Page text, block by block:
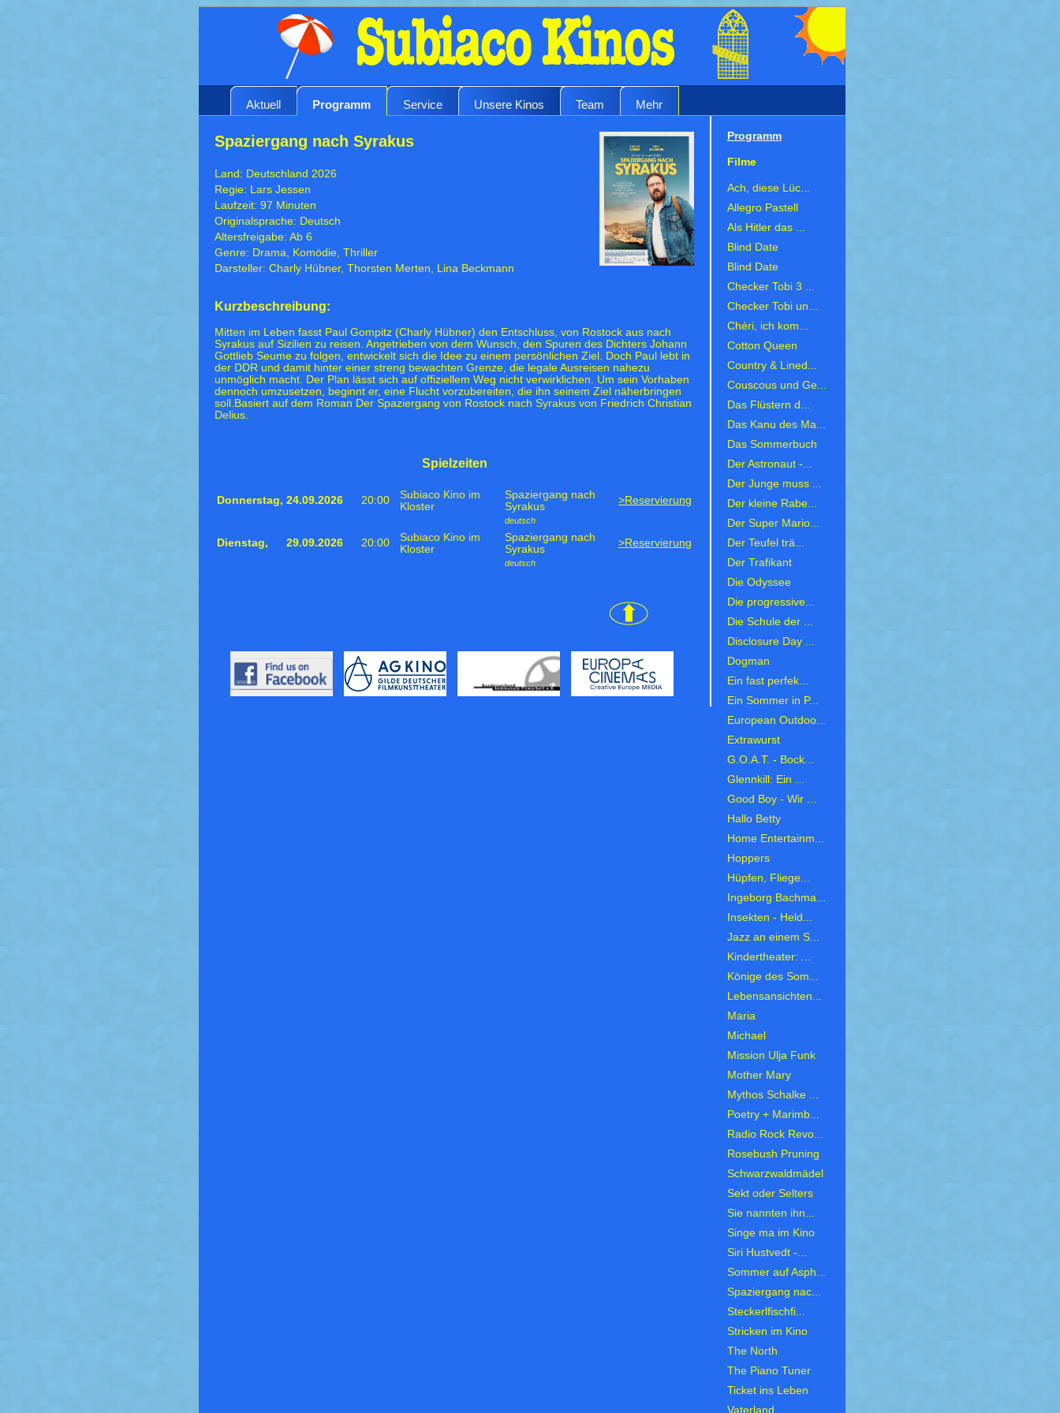
Aktuell Programm Service Unsere Kinos Team Mehr
Spaziergang nach Syrakus
Land: Deutschland 2026
Regie: Lars Jessen
Laufzeit: 97 Minuten
Originalsprache: Deutsch
Altersfreigabe: Ab 6
Genre: Drama, Komödie, Thriller
Darsteller: Charly Hübner, Thorsten Merten, Lina Beckmann
Kurzbeschreibung:
Mitten im Leben fasst Paul Gompitz (Charly Hübner) den Entschluss, von Rostock aus nach
Syrakus auf Sizilien zu reisen. Angetrieben von dem Wunsch, den Spuren des Dichters Johann
Gottlieb Seume zu folgen, entwickelt sich die Idee zu einem persönlichen Ziel. Doch Paul lebt in
der DDR und damit hinter einer streng bewachten Grenze, die legale Ausreisen nahezu
unmöglich macht. Der Plan lässt sich auf offiziellem Weg nicht verwirklichen. Um sein Vorhaben
dennoch umzusetzen, beginnt er, eine Flucht vorzubereiten, die ihn seinem Ziel näherbringen
soll.Basiert auf dem Roman Der Spaziergang von Rostock nach Syrakus von Friedrich Christian
Delius.
Spielzeiten
Donnerstag, 24.09.2026 20:00
Subiaco Kino im
Kloster
Spaziergang nach
Syrakus
>Reservierung
deutsch
Dienstag, 29.09.2026 20:00
Subiaco Kino im
Kloster
Spaziergang nach
Syrakus
>Reservierung
deutsch
Programm
Filme
Ach, diese Lüc...
Allegro Pastell
Als Hitler das ...
Blind Date
Blind Date
Checker Tobi 3 ...
Checker Tobi un...
Chéri, ich kom...
Cotton Queen
Country & Lined...
Couscous und Ge...
Das Flüstern d...
Das Kanu des Ma...
Das Sommerbuch
Der Astronaut -...
Der Junge muss ...
Der kleine Rabe...
Der Super Mario...
Der Teufel trä...
Der Trafikant
Die Odyssee
Die progressive...
Die Schule der ...
Disclosure Day ...
Dogman
Ein fast perfek...
Ein Sommer in P...
European Outdoo...
Extrawurst
G.O.A.T. - Bock...
Glennkill: Ein ...
Good Boy - Wir ...
Hallo Betty
Home Entertainm...
Hoppers
Hüpfen, Fliege...
Ingeborg Bachma...
Insekten - Held...
Jazz an einem S...
Kindertheater: ...
Könige des Som...
Lebensansichten...
Maria
Michael
Mission Ulja Funk
Mother Mary
Mythos Schalke ...
Poetry + Marimb...
Radio Rock Revo...
Rosebush Pruning
Schwarzwaldmädel
Sekt oder Selters
Sie nannten ihn...
Singe ma im Kino
Siri Hustvedt -...
Sommer auf Asph...
Spaziergang nac...
Steckerlfischfi...
Stricken im Kino
The North
The Piano Tuner
Ticket ins Leben
Vaterland